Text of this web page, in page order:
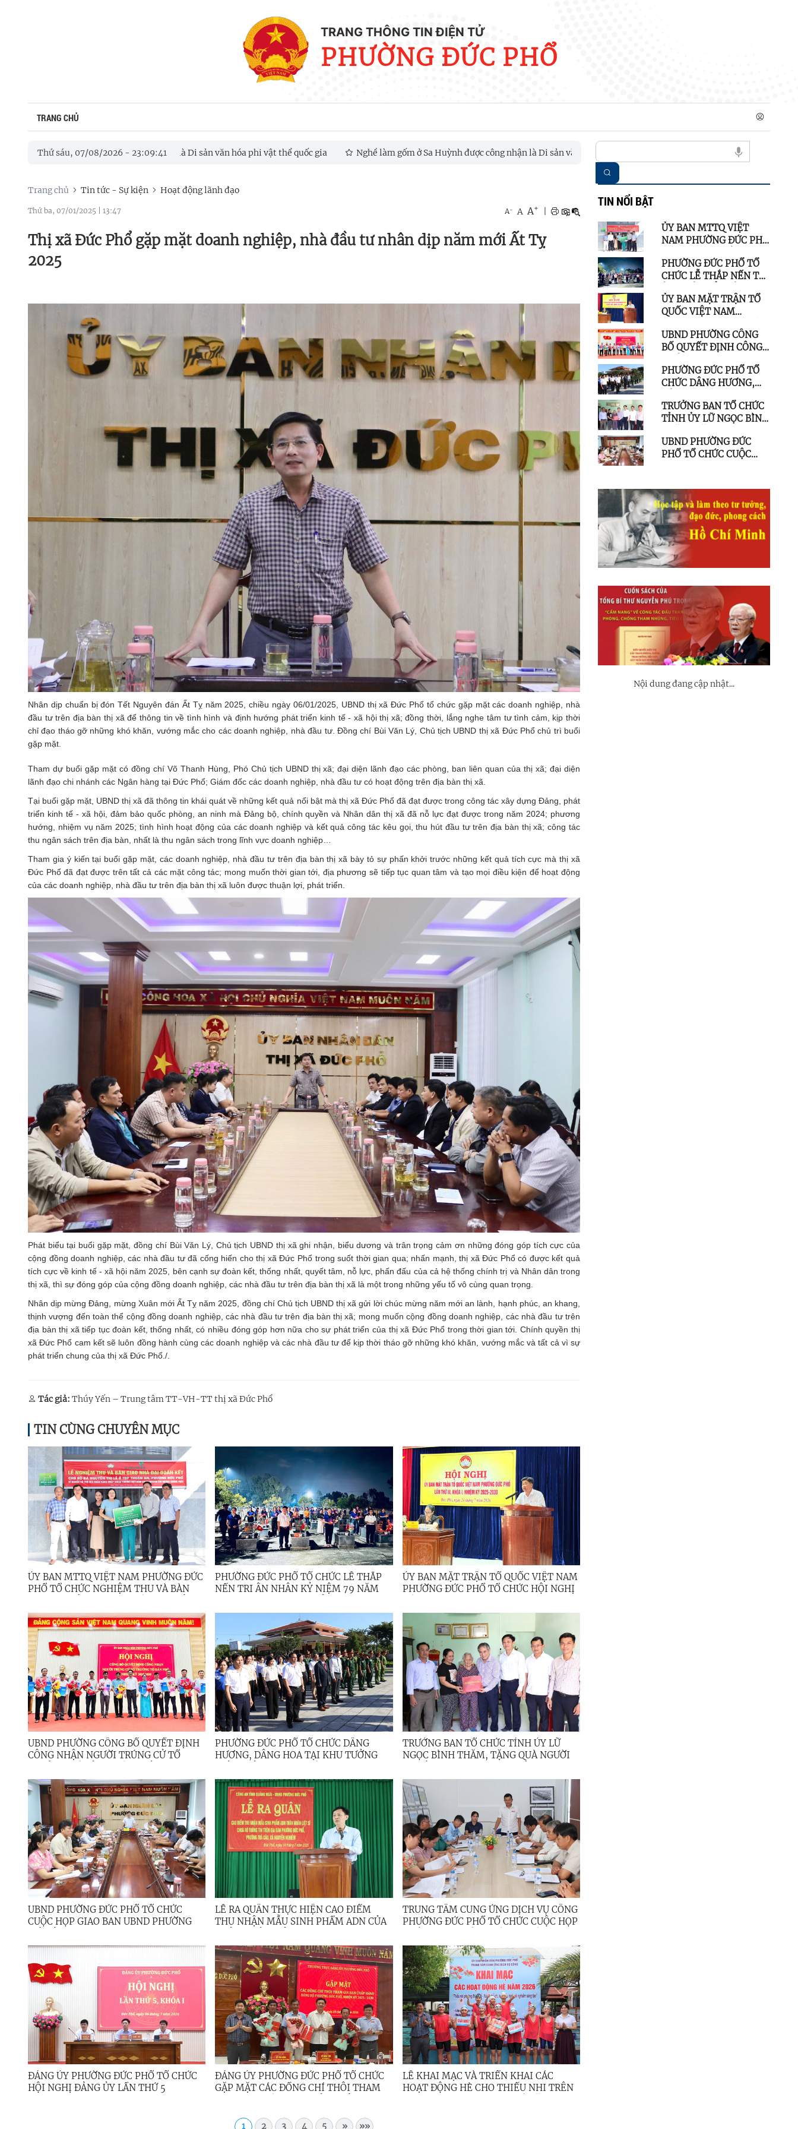
TRANG THÔNG TIN ĐIỆN TỬ
PHƯỜNG ĐỨC PHỔ
TRANG CHỦ
Thứ sáu, 07/08/2026 - 23:09:43
ở Sa Huỳnh được công nhận là Di sản văn hóa phi vật thể quốc gia Nghề làm gốm ở Sa Huỳnh được công nhận là Di sản văn hóa phi vật thể quốc gia
Trang chủ Tin tức - Sự kiện Hoạt động lãnh đạo
Thứ ba, 07/01/2025 13:47 A- A A+
Thị xã Đức Phổ gặp mặt doanh nghiệp, nhà đầu tư nhân dịp năm mới Ất Tỵ
2025
Nhân dịp chuẩn bị đón Tết Nguyên đán Ất Tỵ năm 2025, chiều ngày 06/01/2025, UBND thị xã Đức Phổ tổ chức gặp mặt các doanh nghiệp, nhà
đầu tư trên địa bàn thị xã để thông tin về tình hình và định hướng phát triển kinh tế - xã hội thị xã; đồng thời, lắng nghe tâm tư tình cảm, kịp thời
chỉ đạo tháo gỡ những khó khăn, vướng mắc cho các doanh nghiệp, nhà đầu tư. Đồng chí Bùi Văn Lý, Chủ tịch UBND thị xã Đức Phổ chủ trì buổi
gặp mặt.
Tham dự buổi gặp mặt có đồng chí Võ Thanh Hùng, Phó Chủ tịch UBND thị xã; đại diện lãnh đạo các phòng, ban liên quan của thị xã; đại diện
lãnh đạo chi nhánh các Ngân hàng tại Đức Phổ; Giám đốc các doanh nghiệp, nhà đầu tư có hoạt động trên địa bàn thị xã.
Tại buổi gặp mặt, UBND thị xã đã thông tin khái quát về những kết quả nổi bật mà thị xã Đức Phổ đã đạt được trong công tác xây dựng Đảng, phát
triển kinh tế - xã hội, đảm bảo quốc phòng, an ninh mà Đảng bộ, chính quyền và Nhân dân thị xã đã nỗ lực đạt được trong năm 2024; phương
hướng, nhiệm vụ năm 2025; tình hình hoạt động của các doanh nghiệp và kết quả công tác kêu gọi, thu hút đầu tư trên địa bàn thị xã; công tác
thu ngân sách trên địa bàn, nhất là thu ngân sách trong lĩnh vực doanh nghiệp…
Tham gia ý kiến tại buổi gặp mặt, các doanh nghiệp, nhà đầu tư trên địa bàn thị xã bày tỏ sự phấn khởi trước những kết quả tích cực mà thị xã
Đức Phổ đã đạt được trên tất cả các mặt công tác; mong muốn thời gian tới, địa phương sẽ tiếp tục quan tâm và tạo mọi điều kiện để hoạt động
của các doanh nghiệp, nhà đầu tư trên địa bàn thị xã luôn được thuận lợi, phát triển.
Phát biểu tại buổi gặp mặt, đồng chí Bùi Văn Lý, Chủ tịch UBND thị xã ghi nhận, biểu dương và trân trọng cảm ơn những đóng góp tích cực của
cộng đồng doanh nghiệp, các nhà đầu tư đã cống hiến cho thị xã Đức Phổ trong suốt thời gian qua; nhấn mạnh, thị xã Đức Phổ có được kết quả
tích cực về kinh tế - xã hội năm 2025, bên cạnh sự đoàn kết, thống nhất, quyết tâm, nỗ lực, phấn đấu của cả hệ thống chính trị và Nhân dân trong
thị xã, thì sự đóng góp của cộng đồng doanh nghiệp, các nhà đầu tư trên địa bàn thị xã là một trong những yếu tố vô cùng quan trọng.
Nhân dịp mừng Đảng, mừng Xuân mới Ất Tỵ năm 2025, đồng chí Chủ tịch UBND thị xã gửi lời chúc mừng năm mới an lành, hạnh phúc, an khang,
thịnh vượng đến toàn thể cộng đồng doanh nghiệp, các nhà đầu tư trên địa bàn thị xã; mong muốn cộng đồng doanh nghiệp, các nhà đầu tư trên
địa bàn thị xã tiếp tục đoàn kết, thống nhất, có nhiều đóng góp hơn nữa cho sự phát triển của thị xã Đức Phổ trong thời gian tới. Chính quyền thị
xã Đức Phổ cam kết sẽ luôn đồng hành cùng các doanh nghiệp và các nhà đầu tư để kịp thời tháo gỡ những khó khăn, vướng mắc và tất cả vì sự
phát triển chung của thị xã Đức Phổ./.
Tác giả: Thúy Yến – Trung tâm TT-VH-TT thị xã Đức Phổ
TIN CÙNG CHUYÊN MỤC
ỦY BAN MTTQ VIỆT NAM PHƯỜNG ĐỨC
PHỔ TỔ CHỨC NGHIỆM THU VÀ BÀN
CẬN NGHÈO
PHƯỜNG ĐỨC PHỔ TỔ CHỨC LỄ THẮP
NẾN TRI ÂN NHÂN KỶ NIỆM 79 NĂM
ỦY BAN MẶT TRẬN TỔ QUỐC VIỆT NAM
PHƯỜNG ĐỨC PHỔ TỔ CHỨC HỘI NGHỊ
UBND PHƯỜNG CÔNG BỐ QUYẾT ĐỊNH
CÔNG NHẬN NGƯỜI TRÚNG CỬ TỔ
- 2030
PHƯỜNG ĐỨC PHỔ TỔ CHỨC DÂNG
HƯƠNG, DÂNG HOA TẠI KHU TƯỞNG
TRƯỞNG BAN TỔ CHỨC TỈNH ỦY LỮ
NGỌC BÌNH THĂM, TẶNG QUÀ NGƯỜI
ĐỨC PHỔ
UBND PHƯỜNG ĐỨC PHỔ TỔ CHỨC
CUỘC HỌP GIAO BAN UBND PHƯỜNG
LỄ RA QUÂN THỰC HIỆN CAO ĐIỂM
THU NHẬN MẪU SINH PHẨM ADN CỦA
ĐƯỢC THÔNG TIN
TRUNG TÂM CUNG ỨNG DỊCH VỤ CÔNG
PHƯỜNG ĐỨC PHỔ TỔ CHỨC CUỘC HỌP
NỘI DUNG VÀ PHỐI HỢP TRIỂN KHAI
THỰC HIỆN CÁC DỰ ÁN GIẢM NGHÈO
ĐẢNG ỦY PHƯỜNG ĐỨC PHỔ TỔ CHỨC
HỘI NGHỊ ĐẢNG ỦY LẦN THỨ 5
ĐẢNG ỦY PHƯỜNG ĐỨC PHỔ TỔ CHỨC
GẶP MẶT CÁC ĐỒNG CHÍ THÔI THAM
LỄ KHAI MẠC VÀ TRIỂN KHAI CÁC
HOẠT ĐỘNG HÈ CHO THIẾU NHI TRÊN
1 2 3 4 5 » »»
TIN NỔI BẬT
ỦY BAN MTTQ VIỆT
NAM PHƯỜNG ĐỨC PHỔ
VÀ BÀN GIAO NHÀ Ở ĐẠI
ĐOÀN KẾT CHO HỘ CẬN
NGHÈO
PHƯỜNG ĐỨC PHỔ TỔ
CHỨC LỄ THẮP NẾN TRI
NĂM NGÀY THƯƠNG
BINH LIỆT SĨ
ỦY BAN MẶT TRẬN TỔ
QUỐC VIỆT NAM
CHỨC HỘI NGHỊ LẦN
THỨ BA
UBND PHƯỜNG CÔNG
BỐ QUYẾT ĐỊNH CÔNG
CỬ TỔ TRƯỞNG TỔ DÂN
PHỐ, NHIỆM KỲ 2025 -
2030
PHƯỜNG ĐỨC PHỔ TỔ
CHỨC DÂNG HƯƠNG,
TƯỞNG NIỆM LIỆT SĨ
ĐỨC PHỔ
TRƯỞNG BAN TỔ CHỨC
TỈNH ỦY LỮ NGỌC BÌNH
NGƯỜI CÓ CÔNG VỚI
CÁCH MẠNG Ở PHƯỜNG
UBND PHƯỜNG ĐỨC
PHỔ TỔ CHỨC CUỘC
Nội dung đang cập nhật...